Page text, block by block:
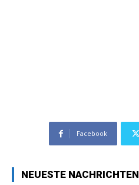
Facebook
NEUESTE NACHRICHTEN